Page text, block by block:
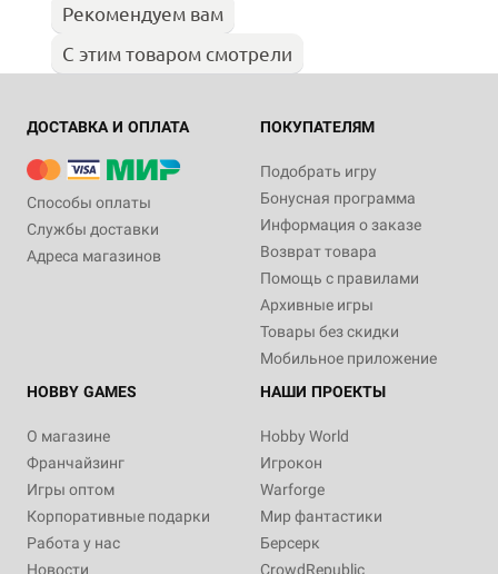
Рекомендуем вам
С этим товаром смотрели
ДОСТАВКА И ОПЛАТА
Способы оплаты
Службы доставки
Адреса магазинов
ПОКУПАТЕЛЯМ
Подобрать игру
Бонусная программа
Информация о заказе
Возврат товара
Помощь с правилами
Архивные игры
Товары без скидки
Мобильное приложение
HOBBY GAMES
О магазине
Франчайзинг
Игры оптом
Корпоративные подарки
Работа у нас
Новости
НАШИ ПРОЕКТЫ
Hobby World
Игрокон
Warforge
Мир фантастики
Берсерк
CrowdRepublic